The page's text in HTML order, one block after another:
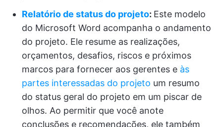
Relatório de status do projeto: Este modelo
do Microsoft Word acompanha o andamento
do projeto. Ele resume as realizações,
orçamentos, desafios, riscos e próximos
marcos para fornecer aos gerentes e às
partes interessadas do projeto um resumo
do status geral do projeto em um piscar de
olhos. Ao permitir que você anote
conclusões e recomendações, ele também